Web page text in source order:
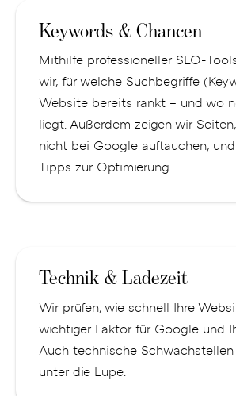
Keywords & Chancen
Mithilfe professioneller SEO-
wir, für welche Suchbegriffe
Website bereits rankt – und wo
liegt. Außerdem zeigen wir
nicht bei Google auftauchen,
Tipps zur Optimierung.
Technik & Ladezeit
Wir prüfen, wie schnell Ihre
wichtiger Faktor für Google und
Auch technische
unter die Lupe.